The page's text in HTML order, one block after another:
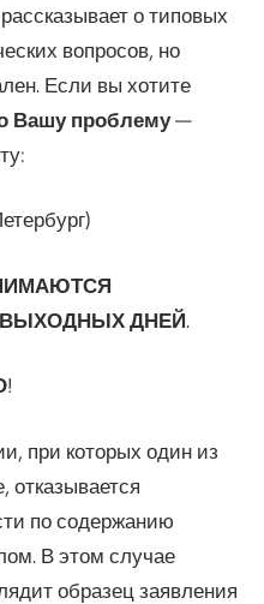
о типовых
вопросов, но
Если вы хотите
Вашу проблему—
ВЫХОДНЫХ ДНЕЙ.
!
при которых один из
отказывается
по содержанию
В этом случае
образец заявления